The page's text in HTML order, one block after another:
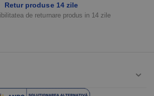
Retur produse 14 zile
de returnare produs in 14 zile